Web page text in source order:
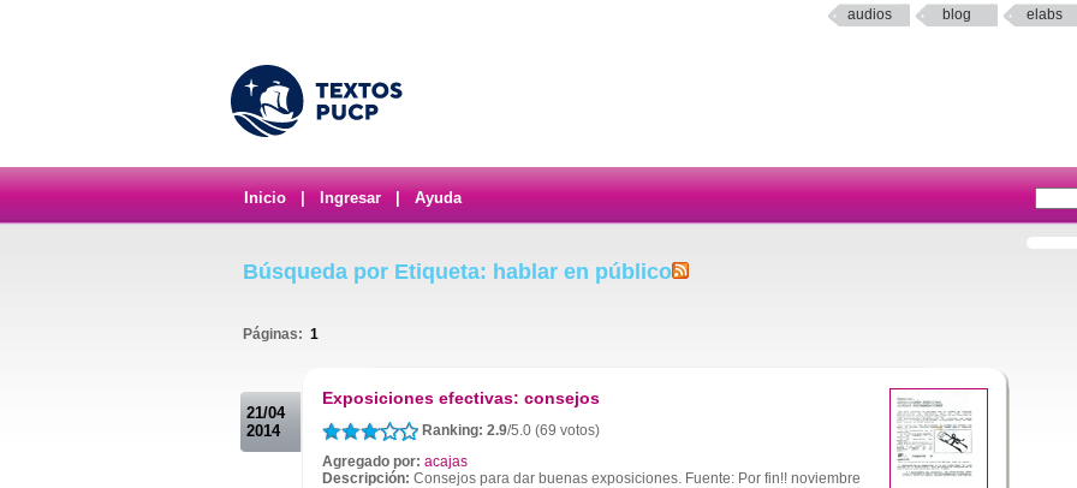
audios blog elabs
Inicio Ingresar Ayuda
Búsqueda por Etiqueta: hablar en público
Páginas: 1
21/04
2014
Exposiciones efectivas: consejos
Ranking: 2.9/5.0 (69 votos)
Agregado por: acajas
Descripción: Consejos para dar buenas exposiciones. Fuente: Por fin!! noviembre